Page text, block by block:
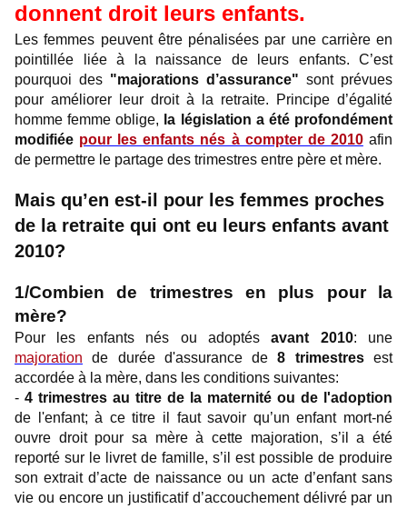
donnent droit leurs enfants.
Les femmes peuvent être pénalisées par une carrière en
pointillée liée à la naissance de leurs enfants. C’est
pourquoi des "majorations d’assurance" sont prévues
pour améliorer leur droit à la retraite. Principe d’égalité
homme femme oblige, la législation a été profondément
modifiée pour les enfants nés à compter de 2010afin
de permettre le partage des trimestres entre père et mère.
Mais qu’en est-il pour les femmes proches
de la retraite qui ont eu leurs enfants avant
2010?
1/Combien de trimestres en plus pour la
mère?
Pour les enfants nés ou adoptésavant 2010: une
majoration de durée d'assurance de8 trimestresest
accordée à la mère, dans les conditions suivantes:
- 4 trimestres au titre de la maternité ou de l'adoption
de l'enfant; à ce titre il faut savoir qu’un enfant mort-né
ouvre droit pour sa mère à cette majoration, s’il a été
reporté sur le livret de famille, s’il est possible de produire
son extrait d’acte de naissance ou un acte d’enfant sans
vie ou encore un justificatif d’accouchement délivré par un